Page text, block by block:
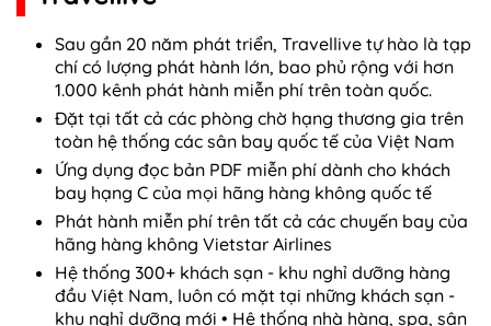
Sau gần 20 năm phát triển, Travellive tự hào là tạp
chí có lượng phát hành lớn, bao phủ rộng với hơn
1.000 kênh phát hành miễn phí trên toàn quốc.
Đặt tại tất cả các phòng chờ hạng thương gia trên
toàn hệ thống các sân bay quốc tế của Việt Nam
Ứng dụng đọc bản PDF miễn phí dành cho khách
bay hạng C của mọi hãng hàng không quốc tế
Phát hành miễn phí trên tất cả các chuyến bay của
hãng hàng không Vietstar Airlines
Hệ thống 300+ khách sạn - khu nghỉ dưỡng hàng
đầu Việt Nam, luôn có mặt tại những khách sạn -
khu nghỉ dưỡng mới • Hệ thống nhà hàng, spa, sân